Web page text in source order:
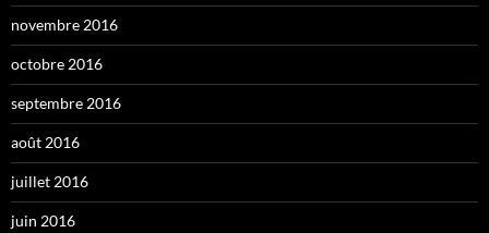
novembre 2016
octobre 2016
septembre 2016
août 2016
juillet 2016
juin 2016